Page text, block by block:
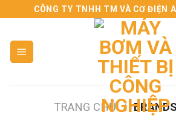
content
CÔNG TY TNHH TM VÀ CƠ ĐIỆN
TRANG CHỦ / BRANDS